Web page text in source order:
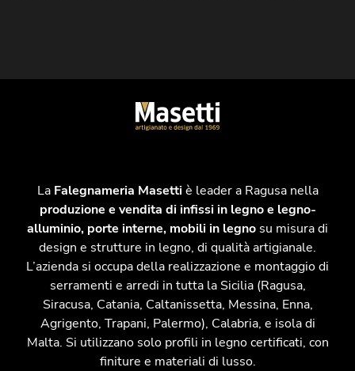
La Falegnameria Masettiè leader a Ragusa nella
produzione e vendita di infissi in legno e legno-
alluminio, porte interne, mobili in legno su misura di
design e strutture in legno, di qualità artigianale.
L’azienda si occupa della realizzazione e montaggio di
serramenti e arredi in tutta la Sicilia (Ragusa,
Siracusa, Catania, Caltanissetta, Messina, Enna,
Agrigento, Trapani, Palermo), Calabria, e isola di
Malta. Si utilizzano solo profili in legno certificati, con
finiture e materiali di lusso.